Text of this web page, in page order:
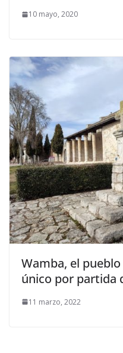
10 mayo, 2020
Wamba, el
único por partida
11 marzo, 2022